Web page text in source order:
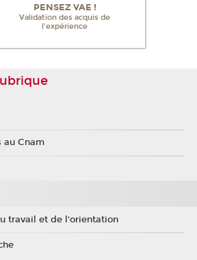
PENSEZ VAE !
Validation des acquis de
l'expérience
au Cnam
travail et de l'orientation